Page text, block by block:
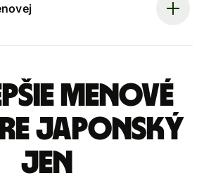
menové
Japonský
jen